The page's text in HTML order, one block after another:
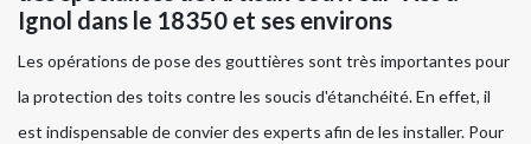
Ignol dans le 18350 et ses environs
Les opérations de pose des gouttières sont très importantes pour
la protection des toits contre les soucis d'étanchéité. En effet, il
est indispensable de convier des experts afin de les installer. Pour